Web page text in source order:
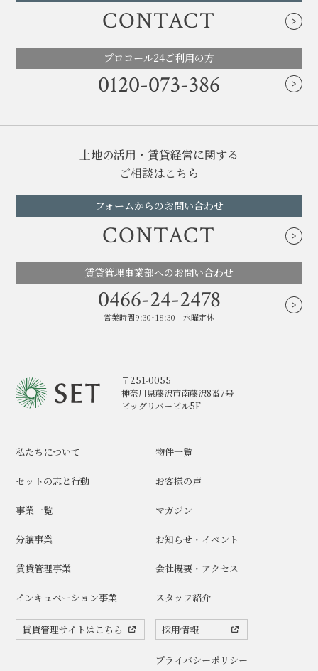
CONTACT
プロコール24ご利用の方
0120-073-386
土地の活用・賃貸経営に関する
ご相談はこちら
フォームからのお問い合わせ
CONTACT
賃貸管理事業部へのお問い合わせ
0466-24-2478
営業時間9:30~18:30 水曜定休
〒251-0055
神奈川県藤沢市南藤沢8番7号
ビッグリバービル5F
私たちについて
セットの志と行動
事業一覧
分譲事業
賃貸管理事業
インキュベーション事業
賃貸管理サイトはこちら
物件一覧
お客様の声
マガジン
お知らせ・イベント
会社概要・アクセス
スタッフ紹介
採用情報
プライバシーポリシー